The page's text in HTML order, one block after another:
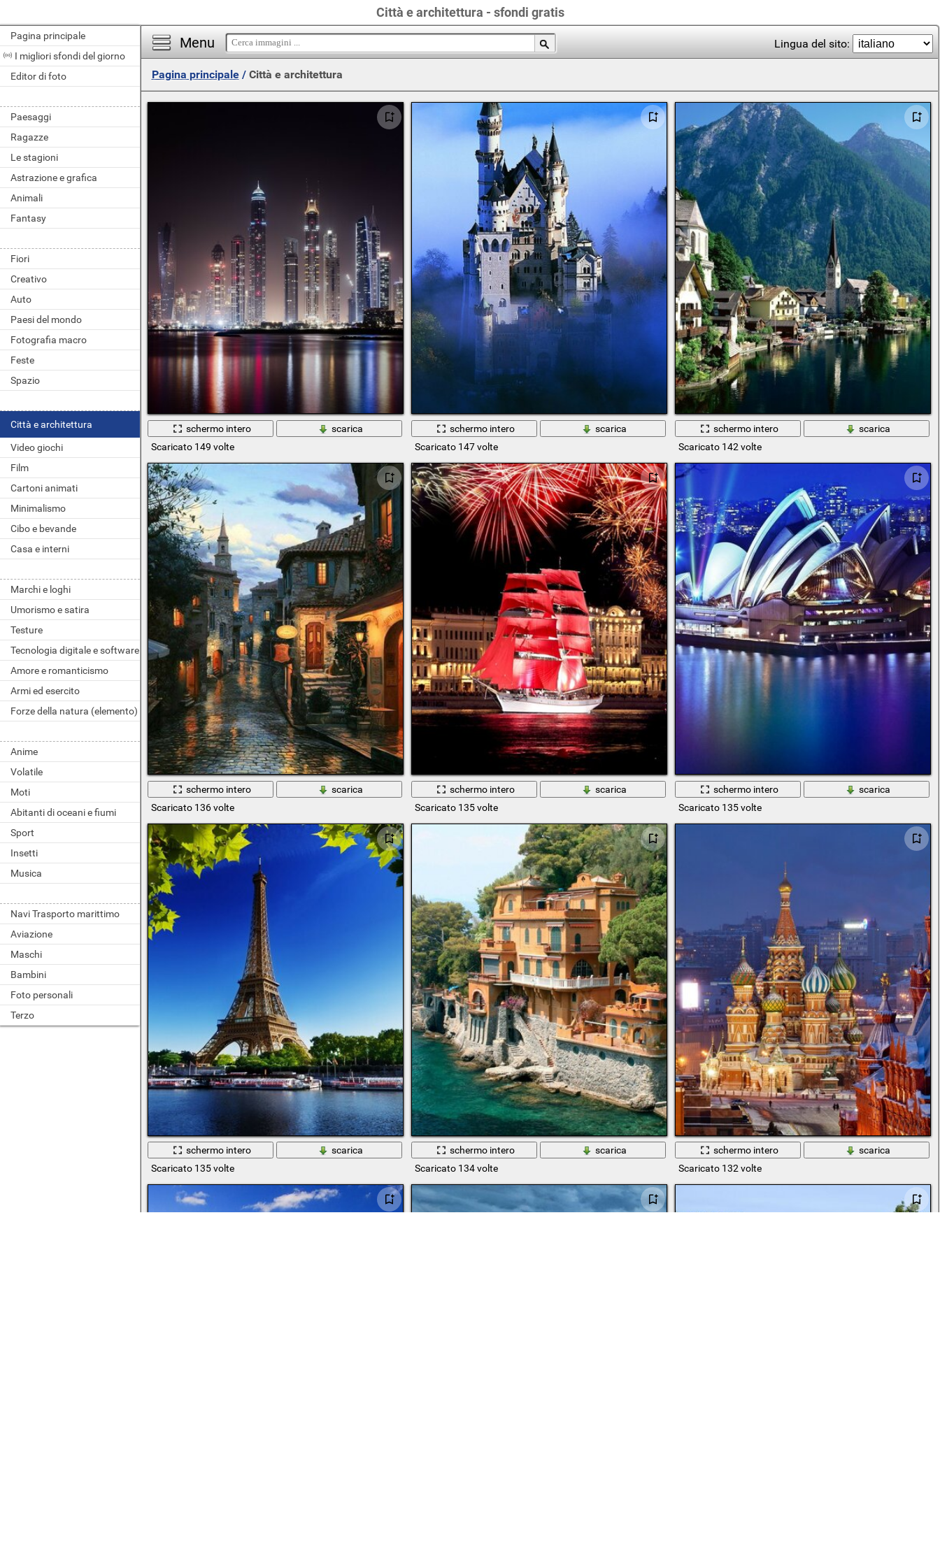
Città e architettura - sfondi gratis
Pagina principale
I migliori sfondi del giorno
Editor di foto
Paesaggi
Ragazze
Le stagioni
Astrazione e grafica
Animali
Fantasy
Fiori
Creativo
Auto
Paesi del mondo
Fotografia macro
Feste
Spazio
Città e architettura
Video giochi
Film
Cartoni animati
Minimalismo
Cibo e bevande
Casa e interni
Marchi e loghi
Umorismo e satira
Testure
Tecnologia digitale e software
Amore e romanticismo
Armi ed esercito
Forze della natura (elemento)
Anime
Volatile
Moti
Abitanti di oceani e fiumi
Sport
Insetti
Musica
Navi Trasporto marittimo
Aviazione
Maschi
Bambini
Foto personali
Terzo
Menu Lingua del sito:
Pagina principale/ Città e architettura
schermo intero
scarica
Scaricato 149 volte
schermo intero
scarica
Scaricato 147 volte
schermo intero
scarica
Scaricato 142 volte
schermo intero
scarica
Scaricato 136 volte
schermo intero
scarica
Scaricato 135 volte
schermo intero
scarica
Scaricato 135 volte
schermo intero
scarica
Scaricato 135 volte
schermo intero
scarica
Scaricato 134 volte
schermo intero
scarica
Scaricato 132 volte